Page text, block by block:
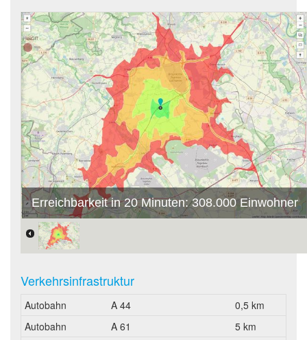
Erreichbarkeit in 20 Minuten: 308.000 Einwohner
Verkehrsinfrastruktur
Autobahn A 44
0,5 km
Autobahn
A 61
5 km